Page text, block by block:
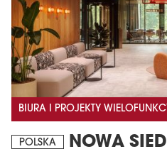
BIURA I PROJEKTY
POLSKA
NOWA